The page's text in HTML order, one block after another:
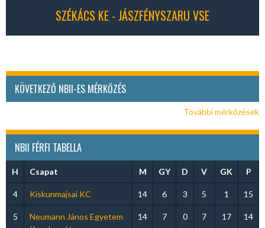
SZÉKÁCS KE - JÁSZFÉNYSZARU VSE
KÖVETKEZŐ NBII-ES MÉRKŐZÉS
További mérkőzések
NBII FÉRFI TABELLA
H Csapat M GY D V GK P
4 Kiskunmajsai KC 14 6 3 5 1 15
5
Neumann János Egyetem
14 7 0 7 17 14